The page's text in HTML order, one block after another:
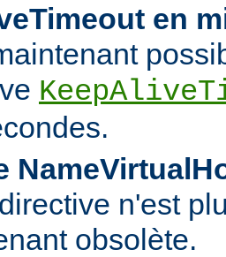
en
n'est
obsolète.